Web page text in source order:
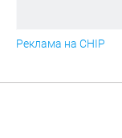
Реклама на CHIP